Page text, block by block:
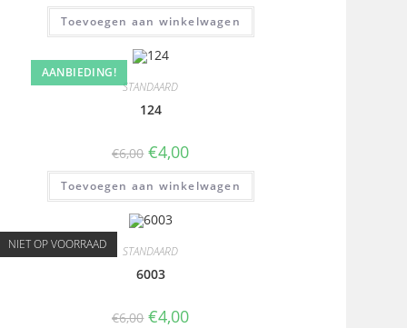
Toevoegen aan winkelwagen
AANBIEDING!
STANDAARD
124
€6,00 €4,00
Toevoegen aan winkelwagen
NIET OP VOORRAAD STANDAARD
6003
€6,00 €4,00